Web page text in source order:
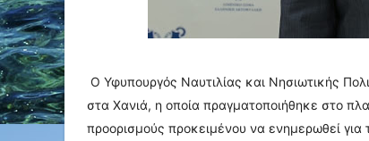
Ο Υφυπουργός Ναυτιλίας και Νησιωτικής
στα Χανιά, η οποία πραγματοποιήθηκε στο
προορισμούς προκειμένου να ενημερωθεί